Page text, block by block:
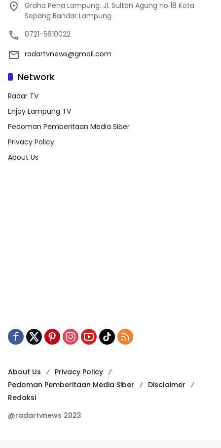
Graha Pena Lampung. Jl. Sultan Agung no 18 Kota
Sepang Bandar Lampung
0721-5610022
radartvnews@gmail.com
Network
Radar TV
Enjoy Lampung TV
Pedoman Pemberitaan Media Siber
Privacy Policy
About Us
About Us
Privacy Policy
Pedoman Pemberitaan Media Siber
Disclaimer
Redaksi
@radartvnews 2023